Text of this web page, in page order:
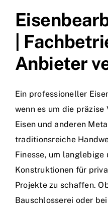
Handwerker Ratgeber
Wir über uns
|
Anbieter
Ein professioneller
wenn es um die
Eisen und anderen
traditionsreiche
Finesse, um langlebige
Konstruktionen für
Projekte zu schaffen.
Bauschlosserei oder